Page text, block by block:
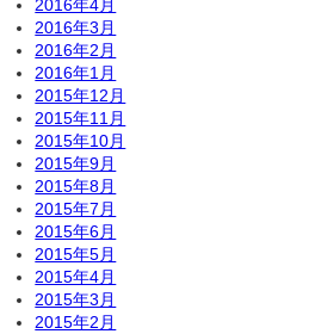
2016年4月
2016年3月
2016年2月
2016年1月
2015年12月
2015年11月
2015年10月
2015年9月
2015年8月
2015年7月
2015年6月
2015年5月
2015年4月
2015年3月
2015年2月